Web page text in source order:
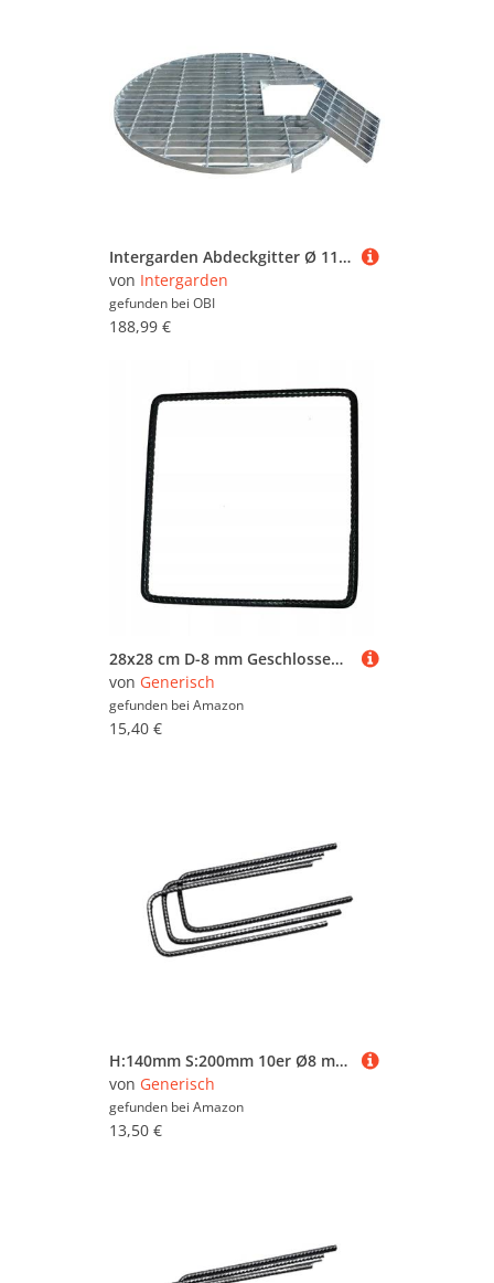
Intergarden Abdeckgitter Ø 113 cm Verzinkt bis 250 kg Belastbar für Brunnen Becken & Wasserspiele
von Intergarden
gefunden bei OBI
188,99 €
28x28 cm D-8 mm Geschlossener Bügel 10er Pack Bewehrungsstahl und Drillaparat Mehrwinkelbügel Baustahl Ø8 mm Betonstahl
von Generisch
gefunden bei Amazon
15,40 €
H:140mm S:200mm 10er Ø8 mm U-Bügel Baustahl Steckbügel Betonstahl Bügel Bewehrungsstahl für Ihre Bauvorhaben
von Generisch
gefunden bei Amazon
13,50 €